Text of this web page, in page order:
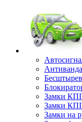
Замки
Замки
Замки на